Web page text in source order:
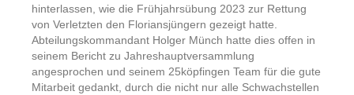
hinterlassen, wie die Frühjahrsübung 2023 zur Rettung
von Verletzten den Floriansjüngern gezeigt hatte.
Abteilungskommandant Holger Münch hatte dies offen in
seinem Bericht zu Jahreshauptversammlung
angesprochen und seinem 25köpfingen Team für die gute
Mitarbeit gedankt, durch die nicht nur alle Schwachstellen